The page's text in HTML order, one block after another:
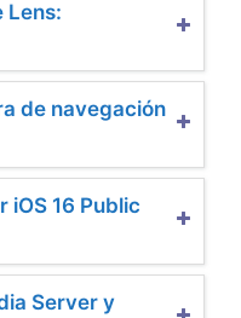
Lens:
de navegación
iOS 16 Public
Server y